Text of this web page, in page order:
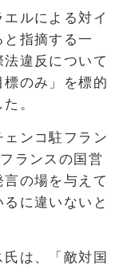
ルによる対イ
指摘する一
違反について
のみ」を標的
。
ンコ駐フラン
ランスの国営
の場を与えて
に違いないと
は、「敵対国